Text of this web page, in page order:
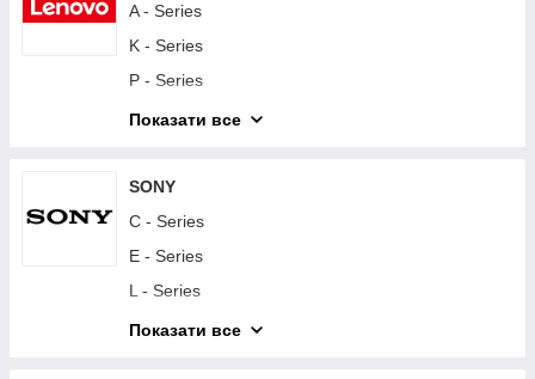
A - Series
K - Series
P - Series
S - Series
Другие телефоны Lenovo
Планшети Lenovo
Показати все
SONY
C - Series
E - Series
L - Series
M - Series
Показати все